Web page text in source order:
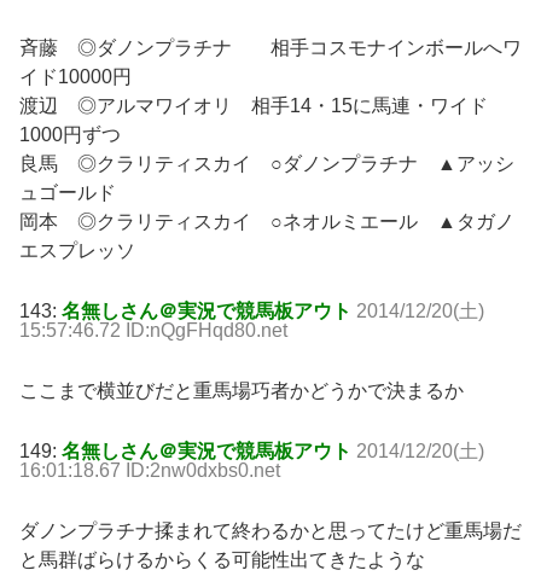
斉藤 ◎ダノンプラチナ 相手コスモナインボールへワ
イド10000円
渡辺 ◎アルマワイオリ 相手14・15に馬連・ワイド
1000円ずつ
良馬 ◎クラリティスカイ ○ダノンプラチナ ▲アッシ
ュゴールド
岡本 ◎クラリティスカイ ○ネオルミエール ▲タガノ
エスプレッソ
143: 名無しさん＠実況で競馬板アウト 2014/12/20(土)
15:57:46.72 ID:nQgFHqd80.net
ここまで横並びだと重馬場巧者かどうかで決まるか
149: 名無しさん＠実況で競馬板アウト 2014/12/20(土)
16:01:18.67 ID:2nw0dxbs0.net
ダノンプラチナ揉まれて終わるかと思ってたけど重馬場だ
と馬群ばらけるからくる可能性出てきたような